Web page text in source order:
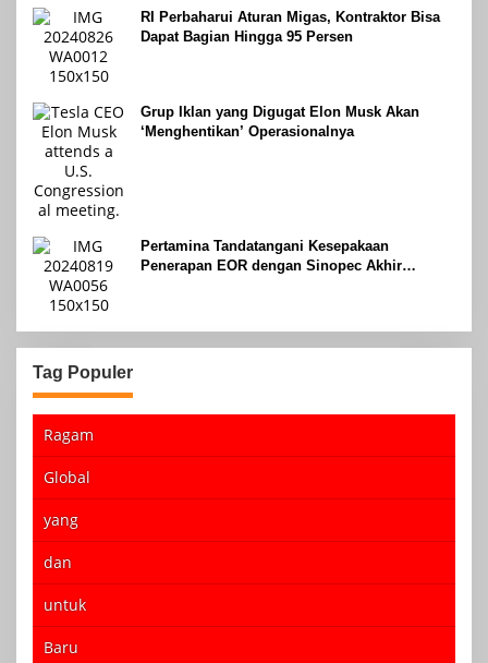
RI Perbaharui Aturan Migas, Kontraktor Bisa
Dapat Bagian Hingga 95 Persen
Grup Iklan yang Digugat Elon Musk Akan
‘Menghentikan’ Operasionalnya
Pertamina Tandatangani Kesepakaan
Penerapan EOR dengan Sinopec Akhir
Tag Populer
Ragam
Global
yang
dan
untuk
Baru